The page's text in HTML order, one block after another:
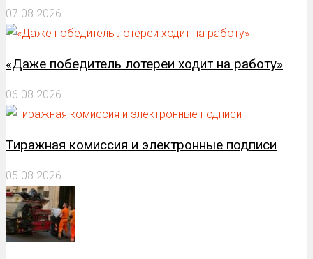
07.08.2026
«Даже победитель лотереи ходит на работу»
06.08.2026
Тиражная комиссия и электронные подписи
05.08.2026